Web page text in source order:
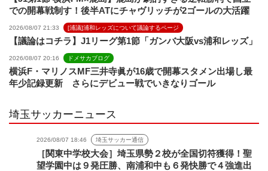
での開幕戦制す！後半ATにチャヴリッチが2ゴールの大活躍
2026/08/07 21:33 [浦議]浦和レッズについて議論するページ
【議論はコチラ】J1リーグ第1節「ガンバ大阪vs浦和レッズ」
2026/08/07 20:16 ドメサカブログ
横浜F・マリノスMF三井寺眞が16歳で開幕スタメン出場し最
年少記録更新 さらにデビュー戦でいきなりゴール
埼玉サッカーニュース
2026/08/07 18:46 埼玉サッカー通信
［関東中学校大会］埼玉県勢２校が全国切符獲得！聖
望学園中は９発圧勝、南浦和中も６発快勝で４強進出